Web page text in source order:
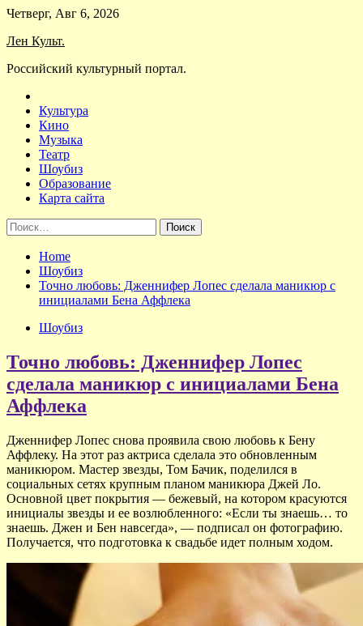
Skip
content
Четверг, Авг 6, 2026
Лен Культ.
Российский культурный портал.
Культура
Кино
Музыка
Театр
Шоубиз
Образование
Карта сайта
Найти:
Home
Шоубиз
Точно любовь: Дженнифер Лопес сделала маникюр с
инициалами Бена Аффлека
Шоубиз
Точно любовь: Дженнифер Лопес
сделала маникюр с инициалами Бена
Аффлека
Дженнифер Лопес снова проявила свою любовь к Бену
Аффлеку. На этот раз актриса сделала это обновленным
маникюром. Мастер звезды, Том Бачик, поделился в
социальных сетях крупным планом маникюра Джей Ло.
Основной цвет покрытия — бежевый, на котором красуются
инициалы звезды и ее возлюбленного: «Если ты знаешь… то
знаешь. Джен и Бен навсегда», — подписал он фотографию.
Получается, что подготовка к свадьбе идет полным ходом.